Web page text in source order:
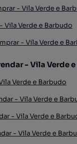
- Vila Verde e
Vila Verde e Barbudo
- Vila Verde e
- Vila Verde
Verde e Barbudo
- Vila Verde e
- Vila Verde e
- Vila Verde e